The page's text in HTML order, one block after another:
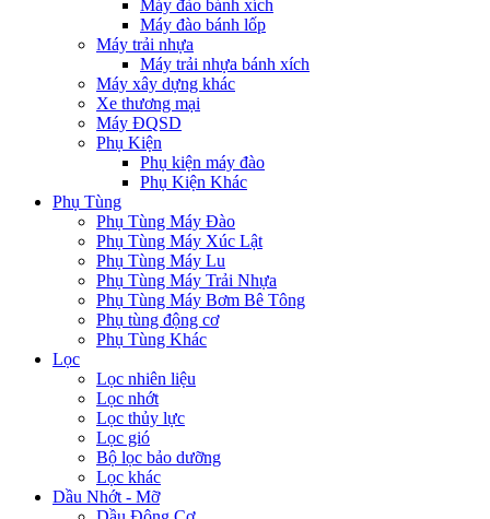
Máy đào bánh xích
Máy đào bánh lốp
Máy trải nhựa
Máy trải nhựa bánh xích
Máy xây dựng khác
Xe thương mại
Máy ĐQSD
Phụ Kiện
Phụ kiện máy đào
Phụ Kiện Khác
Phụ Tùng
Phụ Tùng Máy Đào
Phụ Tùng Máy Xúc Lật
Phụ Tùng Máy Lu
Phụ Tùng Máy Trải Nhựa
Phụ Tùng Máy Bơm Bê Tông
Phụ tùng động cơ
Phụ Tùng Khác
Lọc
Lọc nhiên liệu
Lọc nhớt
Lọc thủy lực
Lọc gió
Bộ lọc bảo dưỡng
Lọc khác
Dầu Nhớt - Mỡ